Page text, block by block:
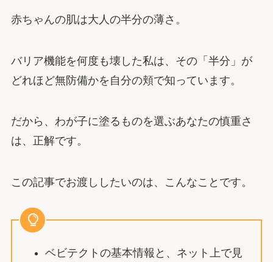
赤ちゃんの肌は大人の半分の薄さ。
バリア機能を何度も壊した私は、その「半分」が
どれほど無防備かを自分の頬で知っています。
だから、わが子に塗るものを選ぶあなたの慎重さ
は、正解です。
この記事でお渡ししたいのは、こんなことです。
ベビテクトの基本情報と、ネット上で見